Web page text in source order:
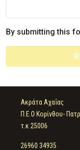
By submitting this
Ακράτα Αχαΐας
Π.Ε.Ο Κορίνθου-
τ.κ 25006
26960 34935